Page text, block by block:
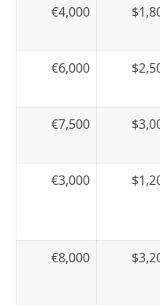
€4,000
€6,000
€7,500
€3,000
€8,000